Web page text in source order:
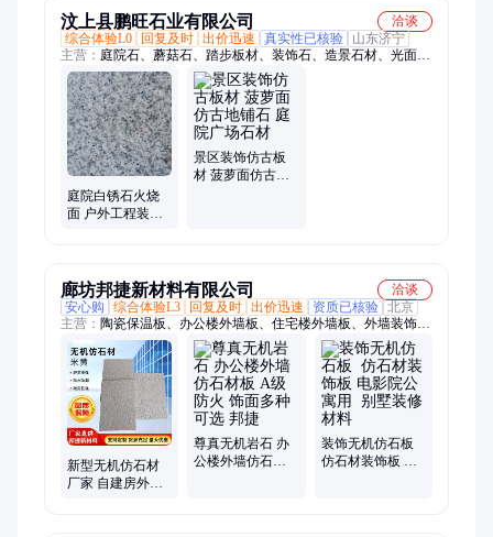
汶上县鹏旺石业有限公司
洽谈
综合体验L0
回复及时 出价迅速 真实性已核验
山东济宁
主营： 庭院石、蘑菇石、踏步板材、装饰石、造景石材、光面石
材、花岗岩石材、造景背景墙、青石地铺石、公园地铺石、景区
白锈石、墙挂异型石、公园造景石、园林地铺石、仿古菠萝面、
道路路沿石、户外工程板、自然面景墙、庭院景观石、外墙干挂
石、仿古地铺石、外墙干挂板、景区地铺石、人行道青石板、芝
麻灰路沿石
庭院白锈石火烧
面 户外工程装饰
景区装饰仿古板
材 菠萝面仿古地
廊坊邦捷新材料有限公司
洽谈
安心购
综合体验L3 回复及时 出价迅速 资质已核验 北京
主营： 陶瓷保温板、办公楼外墙板、住宅楼外墙板、外墙装饰
板、装饰一体板、无机仿石装饰板、尊真石岩外墙装饰板、仿石
装饰板、别墅外墙保温板、仿石材板、装饰保温板、外墙装饰保
温板、外墙保温装饰一体板、尊真石岩仿石材、尊真石岩、尊真
石岩单板、尊真无机岩石、背衬板、防水背衬板、多功能防水背
衬板、干挂石板、尊真石岩岩棉板、外墙铝板保温板、公共卫生
间外墙保温板
新型无机仿石材
厂家 自建房外墙
尊真无机岩石 办
公楼外墙仿石材
装饰无机仿石板
仿石材装饰板 电